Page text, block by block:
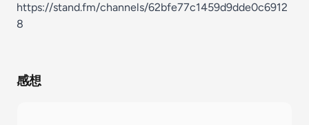
https://stand.fm/channels/62bfe77c1459d9dde0c6912
8
感想